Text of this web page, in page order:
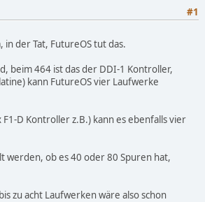
#1
in der Tat, FutureOS tut das.
beim 464 ist das der DDI-1 Kontroller,
kann FutureOS vier Laufwerke
D Kontroller z.B.) kann es ebenfalls vier
werden, ob es 40 oder 80 Spuren hat,
zu acht Laufwerken wäre also schon